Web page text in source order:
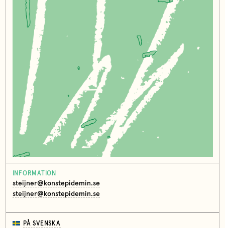
INFORMATION
steijner@konstepidemin.se
steijner@konstepidemin.se
PÅ SVENSKA